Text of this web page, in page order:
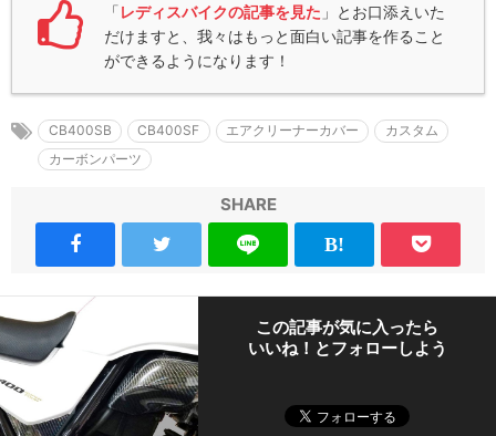
「 レディスバイクの記事を見た 」とお口添えいた
だけますと、我々はもっと面白い記事を作ること
ができるようになります！
CB400SB CB400SF エアクリーナーカバー
カスタム
カーボンパーツ
SHARE
この記事が気に入ったら
いいね！とフォローしよう